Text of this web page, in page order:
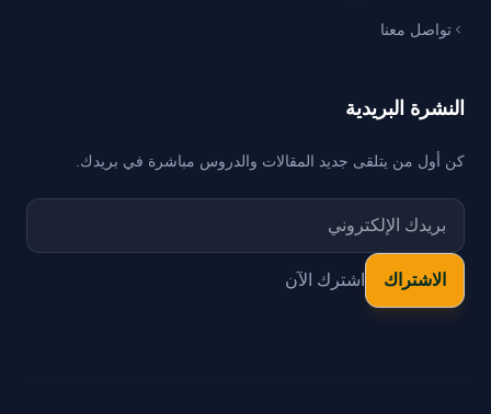
تواصل معنا
النشرة البريدية
كن أول من يتلقى جديد المقالات والدروس مباشرة في بريدك.
اشترك الآن